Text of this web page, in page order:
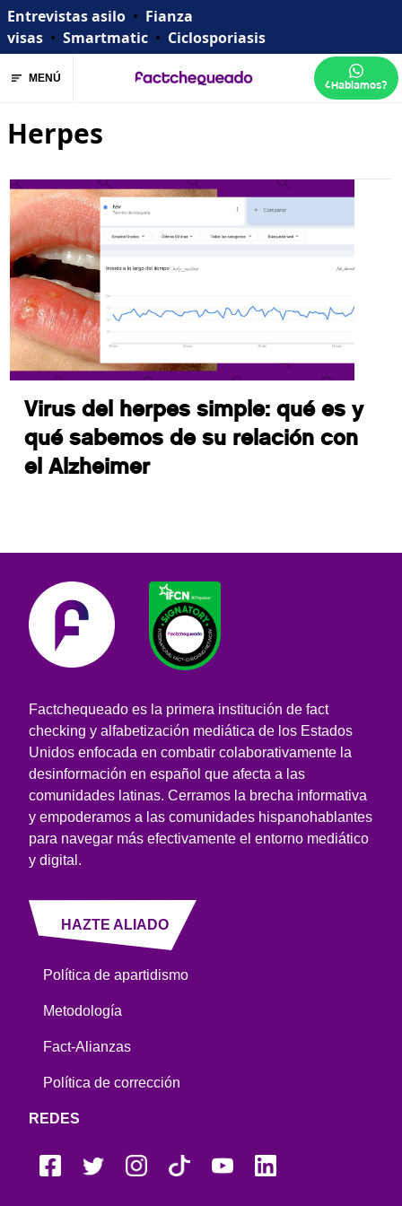
Entrevistas asilo • Fianza
visas • Smartmatic • Ciclosporiasis
MENÚ ¿Hablamos?
Herpes
Virus del herpes simple: qué es y
qué sabemos de su relación con
el Alzheimer
Factchequeado es la primera institución de fact
checking y alfabetización mediática de los Estados
Unidos enfocada en combatir colaborativamente la
desinformación en español que afecta a las
comunidades latinas. Cerramos la brecha informativa
y empoderamos a las comunidades hispanohablantes
para navegar más efectivamente el entorno mediático
y digital.
HAZTE ALIADO
Política de apartidismo
Metodología
Fact-Alianzas
Política de corrección
REDES